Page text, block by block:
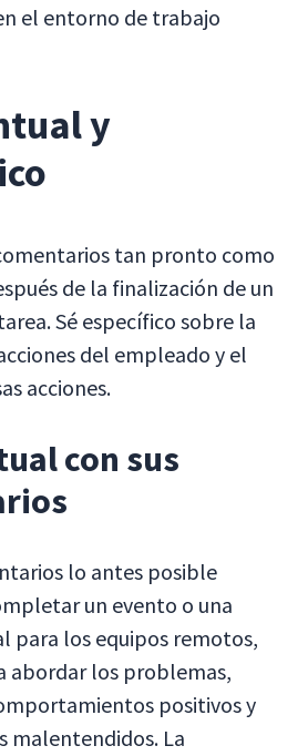
el entorno de trabajo
y
tan pronto como
de la finalización de un
Sé específico sobre la
del empleado y el
acciones.
con sus
lo antes posible
un evento o una
para los equipos remotos,
abordar los problemas,
positivos y
malentendidos. La